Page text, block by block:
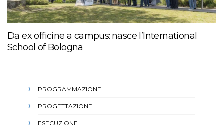
Da ex officine a campus: nasce l’International
School of Bologna
PROGRAMMAZIONE
PROGETTAZIONE
ESECUZIONE